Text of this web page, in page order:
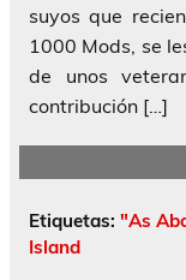
suyos que
1000 Mods, se
de unos
contribución […]
Etiquetas: "As
Island